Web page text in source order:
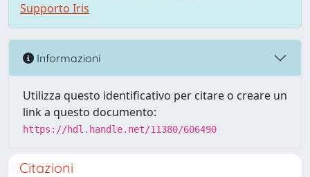
Supporto Iris
Informazioni
Utilizza questo identificativo per citare o creare un
link a questo documento:
https://hdl.handle.net/11380/606490
Citazioni